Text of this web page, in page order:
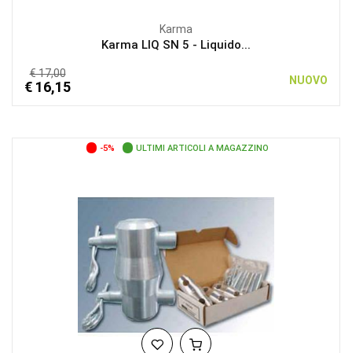
Karma
Karma LIQ SN 5 - Liquido...
€ 17,00
€ 16,15 NUOVO
-5% ULTIMI ARTICOLI A MAGAZZINO